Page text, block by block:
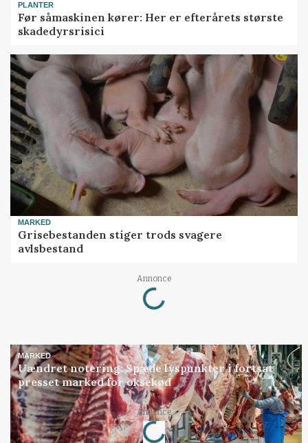
PLANTER
Før såmaskinen kører: Her er efterårets største
skadedyrsrisici
MARKED
Grisebestanden stiger trods svagere
avlsbestand
Annonce
Loading...
MARKED
Uændret notering: Spæde lyspunkter i fortsat
presset marked for oksekød
Annonce
Loading...